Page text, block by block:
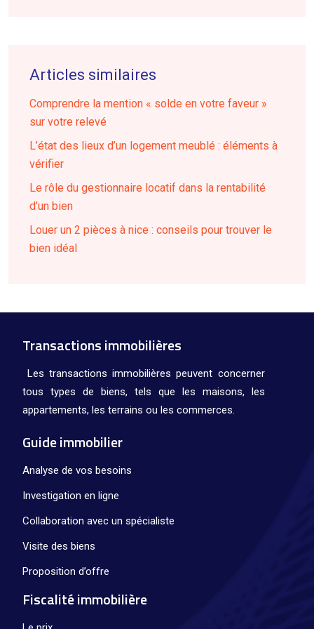
Articles similaires
Comprendre la mention « solde en votre faveur »
sur votre relevé
L’état des lieux d’un logement meublé : éléments à
vérifier
Le rôle du gestionnaire locatif dans la rentabilité
d’un bien
Louer un 2 pièces à nice : conseils pour trouver le
bien idéal
Transactions immobilières
Les transactions immobilières peuvent concerner
tous types de biens, tels que les maisons, les
appartements, les terrains ou les commerces.
Guide immobilier
Analyse de vos besoins
Investigation en ligne
Collaboration avec un spécialiste
Visite des biens
Proposition d’offre
Fiscalité immobilière